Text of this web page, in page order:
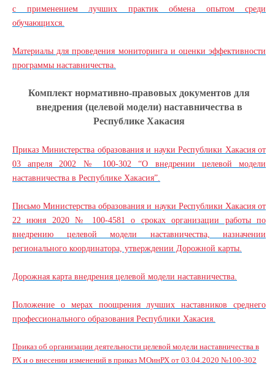
с применением лучших практик обмена опытом среди
обучающихся.
Материалы для проведения мониторинга и оценки эффективности
программы наставничества.
Комплект нормативно-правовых документов для
внедрения (целевой модели) наставничества в
Республике Хакасия
Приказ Министерства образования и науки Республики Хакасия от
03 апреля 2002 № 100-302 “О внедрении целевой модели
наставничества в Республике Хакасия”.
Письмо Министерства образования и науки Республики Хакасия от
22 июня 2020 № 100-4581 о сроках организации работы по
внедрению целевой модели наставничества, назначении
регионального координатора, утверждении Дорожной карты.
Дорожная карта внедрения целевой модели наставничества.
Положение о мерах поощрения лучших наставников среднего
профессионального образования Республики Хакасия.
Приказ об организации деятельности целевой модели наставничества в
РХ и о внесении изменений в приказ МОинРХ от 03.04.2020 №100-302